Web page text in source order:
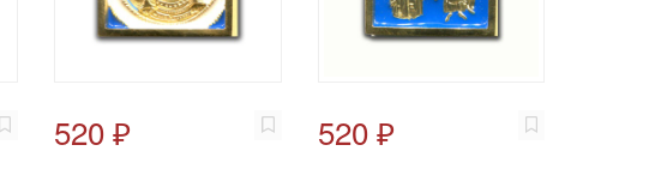
520 ₽ 520 ₽